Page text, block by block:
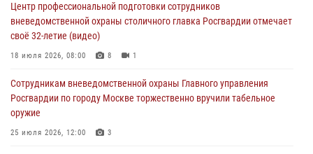
04 августа 2026, 18:16
Сотрудники управления вневедомственной охраны Главного
управления Росгвардии по городу Москве заняли первое место в
самбо (ВИДЕО)
04 августа 2026, 14:00
В Москве росгвардейцы задержали подозреваемого в нападении
Центр профессиональной подготовки сотрудников
вневедомственной охраны столичного главка Росгвардии отмечает
своё 32-летие (видео)
18 июля 2026, 08:00 8 1
Сотрудникам вневедомственной охраны Главного управления
Росгвардии по городу Москве торжественно вручили табельное
оружие
25 июля 2026, 12:00 3